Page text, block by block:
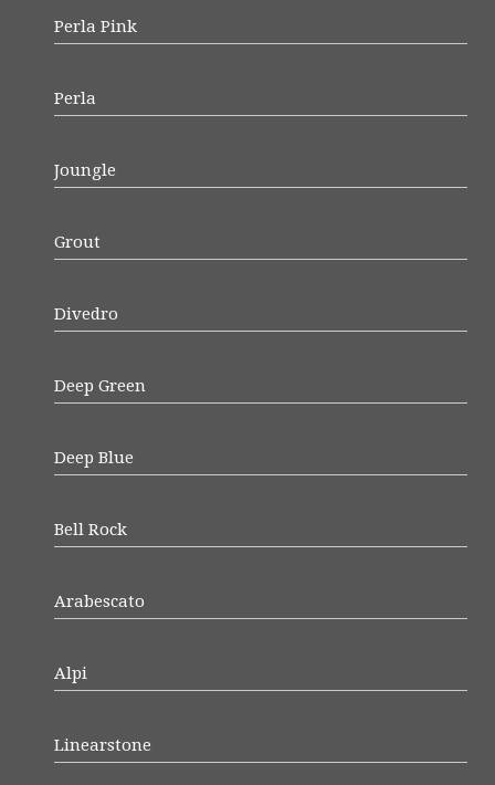
Perla Pink
Perla
Joungle
Grout
Divedro
Deep Green
Deep Blue
Bell Rock
Arabescato
Alpi
Linearstone